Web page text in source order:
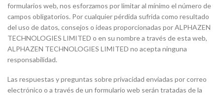
formularios web, nos esforzamos por limitar al mínimo el número de
campos obligatorios. Por cualquier pérdida sufrida como resultado
del uso de datos, consejos o ideas proporcionadas por ALPHAZEN
TECHNOLOGIES LIMITED o en su nombre a través de esta web,
ALPHAZEN TECHNOLOGIES LIMITED no acepta ninguna
responsabilidad.
Las respuestas y preguntas sobre privacidad enviadas por correo
electrónico o a través de un formulario web serán tratadas de la